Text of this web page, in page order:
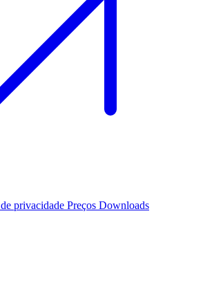
privacidade Preços Downloads